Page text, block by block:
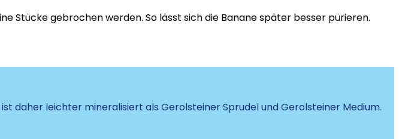
Stücke gebrochen werden. So lässt sich die Banane später besser pürieren.
daher leichter mineralisiert als Gerolsteiner Sprudel und Gerolsteiner Medium.